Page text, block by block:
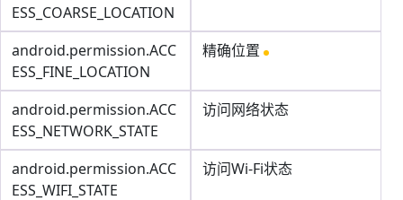
ESS_COARSE_LOCATION
android.permission.ACC
ESS_FINE_LOCATION
精确位置
android.permission.ACC
ESS_NETWORK_STATE
访问网络状态
android.permission.ACC
ESS_WIFI_STATE
访问Wi-Fi状态